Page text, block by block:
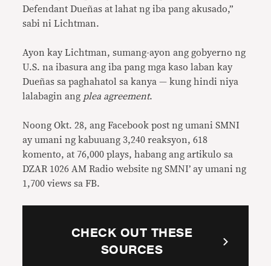
Defendant Dueñas at lahat ng iba pang akusado,”
sabi ni Lichtman.
Ayon kay Lichtman, sumang-ayon ang gobyerno ng
U.S. na ibasura ang iba pang mga kaso laban kay
Dueñas sa paghahatol sa kanya — kung hindi niya
lalabagin ang plea agreement.
Noong Okt. 28, ang Facebook post ng umani SMNI
ay umani ng kabuuang 3,240 reaksyon, 618
komento, at 76,000 plays, habang ang artikulo sa
DZAR 1026 AM Radio website ng SMNI’ ay umani ng
1,700 views sa FB.
CHECK OUT THESE
SOURCES